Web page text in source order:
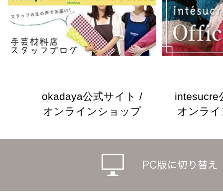
okadaya公式サイト /
オンラインショップ
intesucre
オンラ